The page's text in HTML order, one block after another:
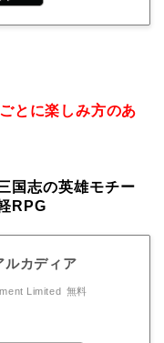
とに楽しみ方のあ
国志の英雄モチー
RPG
ルカディア
Limited 無料